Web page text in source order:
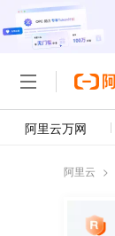
阿里云 >